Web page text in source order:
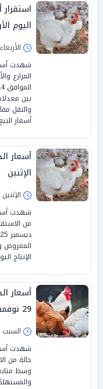
اليوم
الأربعاء 24/ديسمبر/2025 - 08:00 ص
شهدت
المزارع
بين
والنقل
أسعار
أسعار
الإثنين
الإثنين 22/ديسمبر/2025 - 08:00 ص
شهدت
المعروض
الإنتاج
أسعار
29 نوفمبر 2025
السبت 29/نوفمبر/2025 - 08:00 ص
شهدت
وسط